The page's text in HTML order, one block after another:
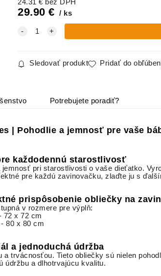
24.31 € bez DPH
29.90 € ks
Sledovať produkt Pridať do
Potrebujete poradiť?
| Pohodlie a jemnosť pre vaše
každodennú starostlivosť
pri starostlivosti o vaše dieťatko.
pre každú zavinovačku, zlaďte ju s
prispôsobenie obliečky na
v rozmere pre výplň:
72 x 72 cm
- 80 x 80 cm
a jednoduchá údržba
trvácnosťou. Tieto obliečky sú nielen
údržbu a dlhotrvajúcu kvalitu.